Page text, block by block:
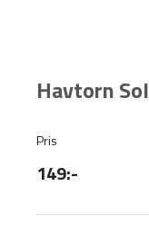
Havtorn Sol
Pris
149:-